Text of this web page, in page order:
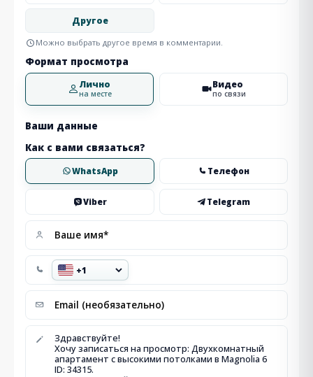
Другое
Можно выбрать другое время в комментарии.
Формат просмотра
Лично
на месте
Видео
по связи
Ваши данные
Как с вами связаться?
WhatsApp Телефон
Viber Telegram